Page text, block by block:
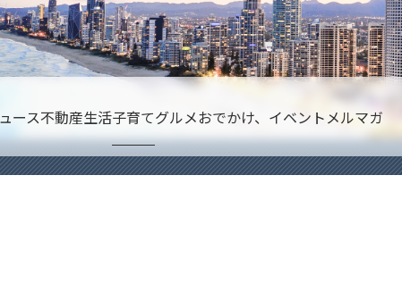
ース不動産生活子育てグルメおでかけ、イベント メルマガ